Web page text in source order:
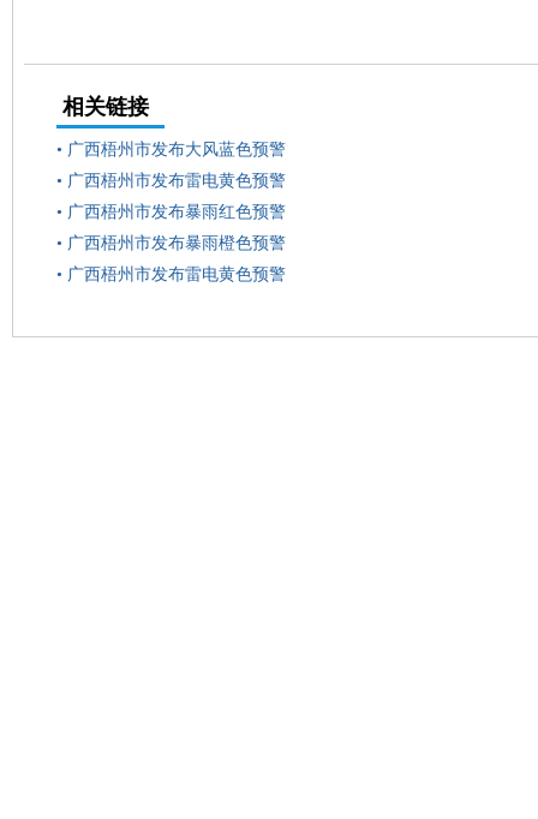
相关链接
• 广西梧州市发布大风蓝色预警
• 广西梧州市发布雷电黄色预警
• 广西梧州市发布暴雨红色预警
• 广西梧州市发布暴雨橙色预警
• 广西梧州市发布雷电黄色预警